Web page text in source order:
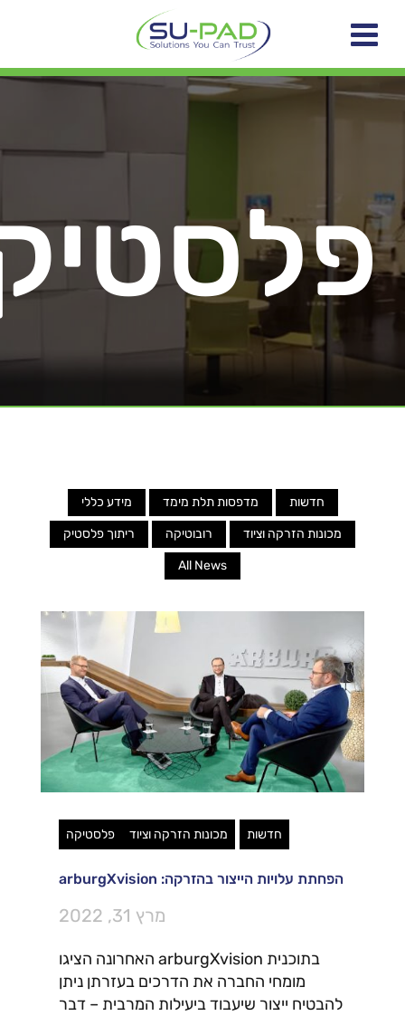
חדשות מדפסות תלת מימד מידע כללי
מכונות הזרקה וציוד רובוטיקה ריתוך פלסטיק
All News
חדשות מכונות הזרקה וציוד פלסטיקה
הפחתת עלויות הייצור בהזרקה: arburgXvision
מרץ 31, 2022
בתוכנית arburgXvision האחרונה הציגו
מומחי החברה את הדרכים בעזרתן ניתן
להבטיח ייצור שיעבוד ביעילות המרבית – דבר